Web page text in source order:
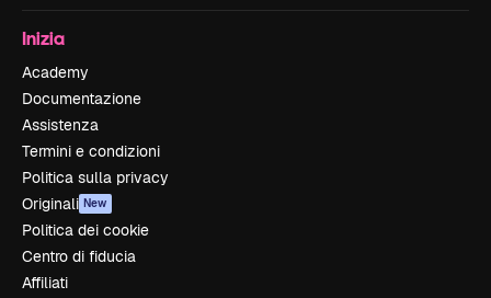
Inizia
Academy
Documentazione
Assistenza
Termini e condizioni
Politica sulla privacy
Originali New
Politica dei cookie
Centro di fiducia
Affiliati